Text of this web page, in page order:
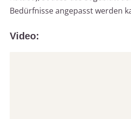
Bedürfnisse angepasst werden
Video: